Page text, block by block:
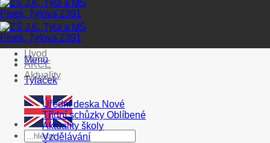
Menu
Tyláček
Úvod
AKCE
Aktuality
Úřední deska
Třídní schůzky
Aktuality školy
Vzdělávání